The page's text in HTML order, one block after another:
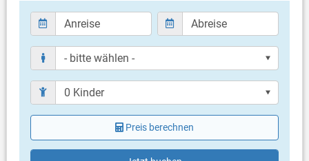
Bad mit WC, Dusche
Balkon & Terrasse
eigener Balkon
Meerblick
Bestuhlung
Sonnenschirm
Weitere Informationen
Preis berechnen